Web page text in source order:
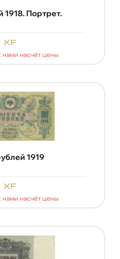
1918. Портрет.
xf
нами насчёт цены
1919
xf
нами насчёт цены